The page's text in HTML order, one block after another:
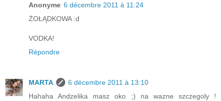
Anonyme 6 décembre 2011 à 11:24
ŻOŁĄDKOWA :d
VODKA!
Répondre
MARTA
6 décembre 2011 à 13:10
Hahaha Andzelika masz oko ;) na wazne szczegoly !